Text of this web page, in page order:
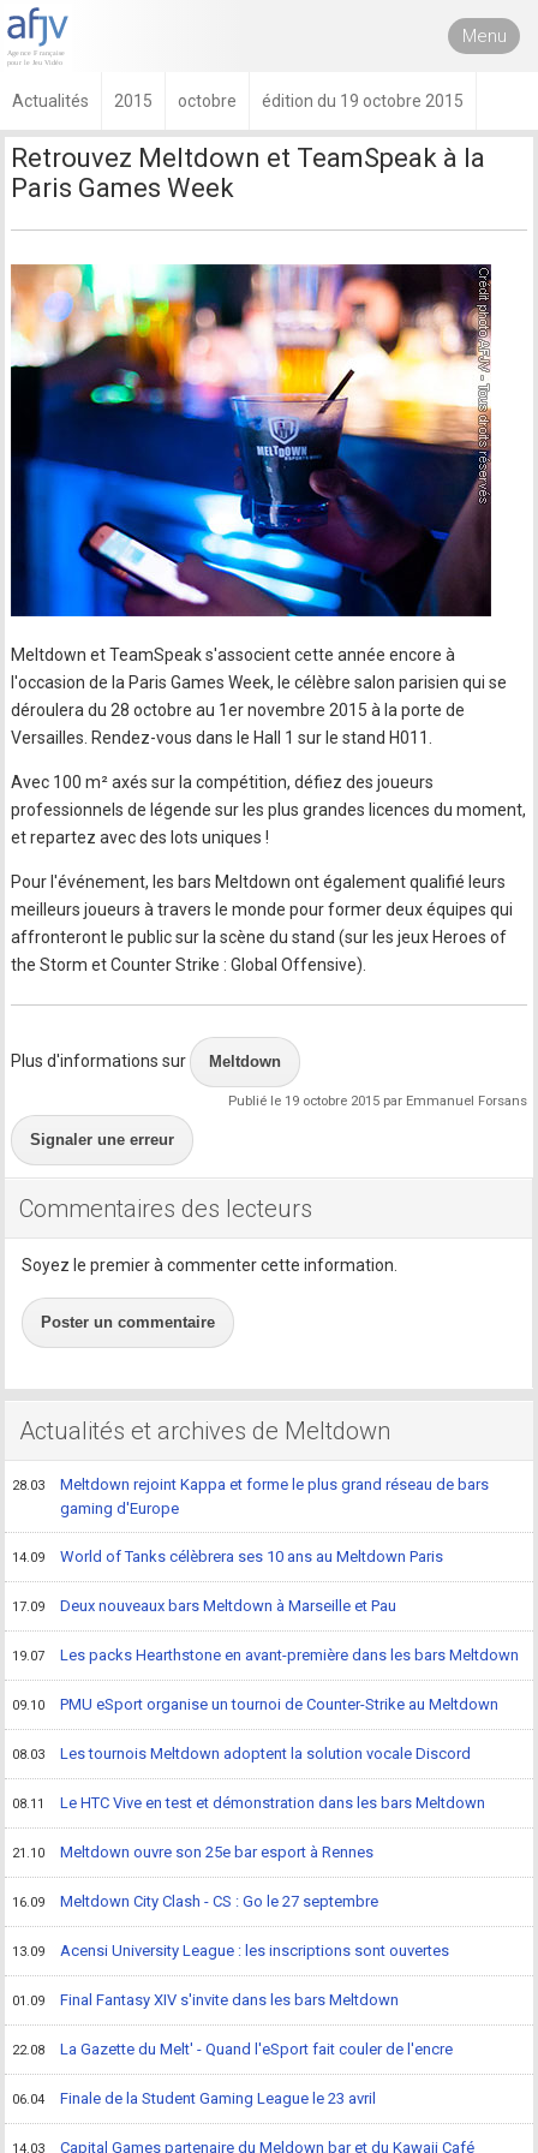
Menu
Actualités 2015 octobre édition du 19 octobre 2015
Retrouvez Meltdown et TeamSpeak à la
Paris Games Week
Meltdown et TeamSpeak s'associent cette année encore à
l'occasion de la Paris Games Week, le célèbre salon parisien qui se
déroulera du 28 octobre au 1er novembre 2015 à la porte de
Versailles. Rendez-vous dans le Hall 1 sur le stand H011.
Avec 100 m² axés sur la compétition, défiez des joueurs
professionnels de légende sur les plus grandes licences du moment,
et repartez avec des lots uniques !
Pour l'événement, les bars Meltdown ont également qualifié leurs
meilleurs joueurs à travers le monde pour former deux équipes qui
affronteront le public sur la scène du stand (sur les jeux Heroes of
the Storm et Counter Strike : Global Offensive).
Plus d'informations sur Meltdown
Publié le 19 octobre 2015 par Emmanuel Forsans
Signaler une erreur
Commentaires des lecteurs
Soyez le premier à commenter cette information.
Poster un commentaire
Actualités et archives de Meltdown
28.03
Meltdown rejoint Kappa et forme le plus grand réseau de bars
gaming d'Europe
14.09 World of Tanks célèbrera ses 10 ans au Meltdown Paris
17.09 Deux nouveaux bars Meltdown à Marseille et Pau
19.07 Les packs Hearthstone en avant-première dans les bars Meltdown
09.10 PMU eSport organise un tournoi de Counter-Strike au Meltdown
08.03 Les tournois Meltdown adoptent la solution vocale Discord
08.11 Le HTC Vive en test et démonstration dans les bars Meltdown
21.10 Meltdown ouvre son 25e bar esport à Rennes
16.09 Meltdown City Clash - CS : Go le 27 septembre
13.09 Acensi University League : les inscriptions sont ouvertes
01.09 Final Fantasy XIV s'invite dans les bars Meltdown
22.08 La Gazette du Melt' - Quand l'eSport fait couler de l'encre
06.04 Finale de la Student Gaming League le 23 avril
14.03 Capital Games partenaire du Meldown bar et du Kawaii Café